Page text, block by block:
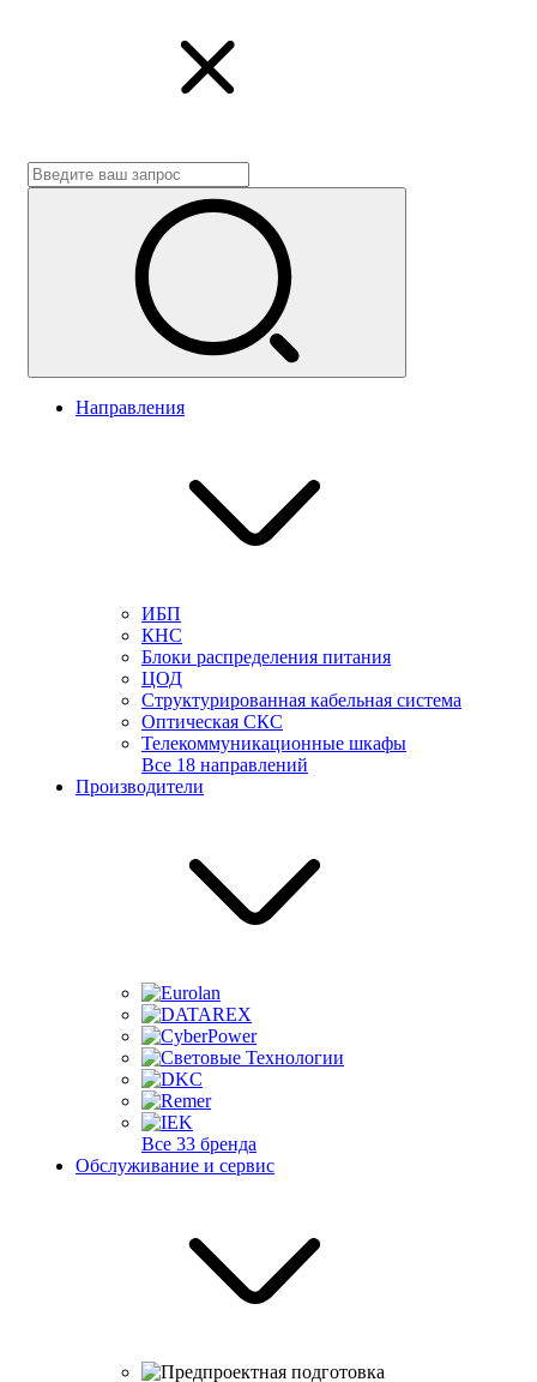
Направления
ИБП
КНС
Блоки распределения питания
ЦОД
Структурированная кабельная система
Оптическая СКС
Телекоммуникационные шкафы
Все 18 направлений
Производители
Все 33 бренда
Обслуживание и сервис